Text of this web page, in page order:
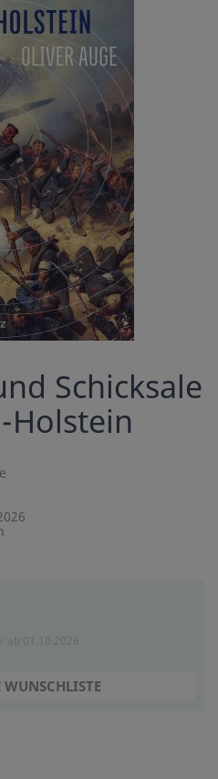
Schicksale
Holstein
ab 01.10.2026